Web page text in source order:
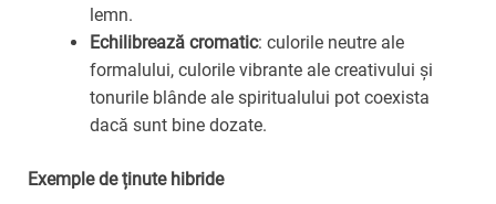
lemn.
Echilibrează cromatic: culorile neutre ale
formalului, culorile vibrante ale creativului și
tonurile blânde ale spiritualului pot coexista
dacă sunt bine dozate.
Exemple de ținute hibride